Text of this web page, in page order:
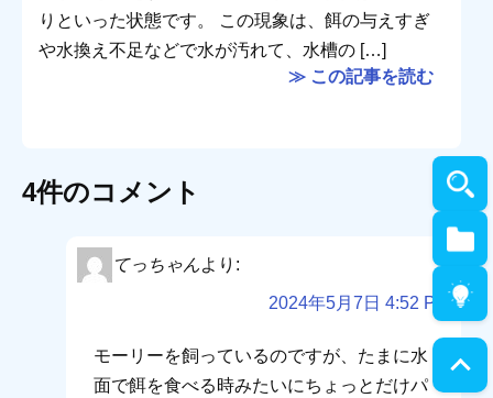
りといった状態です。 この現象は、餌の与えすぎ
や水換え不足などで水が汚れて、水槽の […]
≫ この記事を読む
4件のコメント
てっちゃんより:
2024年5月7日 4:52 PM
モーリーを飼っているのですが、たまに水
面で餌を食べる時みたいにちょっとだけパ